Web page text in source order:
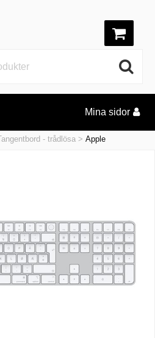
Mina sidor
Tangentbord - trådlösa Apple